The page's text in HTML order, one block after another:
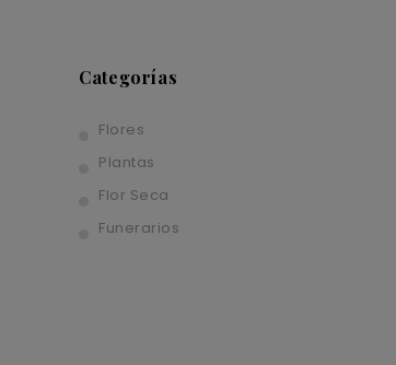
Categorías
Flores
Plantas
Flor Seca
Funerarios